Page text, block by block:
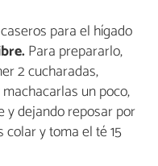
para el hígado
Para prepararlo,
2 cucharadas,
un poco,
y dejando reposar por
colar y toma el té 15